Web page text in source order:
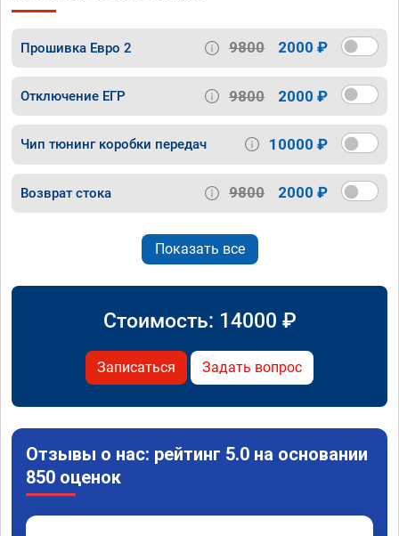
Прошивка Евро 2 9800 2000 ₽
Отключение ЕГР 9800 2000 ₽
Чип тюнинг коробки передач 10000 ₽
Возврат стока 9800 2000 ₽
Показать все
Стоимость: 14000 ₽
Записаться Задать вопрос
Отзывы о нас: рейтинг 5.0 на основании
850 оценок